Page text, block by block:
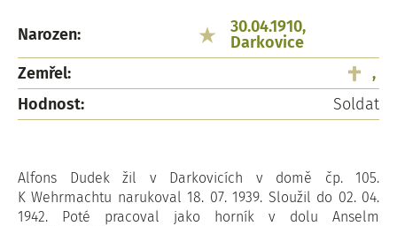
Narozen:
30.04.1910,
Darkovice
Zemřel:
,
Hodnost:
Soldat
Alfons Dudek žil v Darkovicích v domě čp. 105.
K Wehrmachtu narukoval 18. 07. 1939. Sloužil do 02. 04.
1942. Poté pracoval jako horník v dolu Anselm